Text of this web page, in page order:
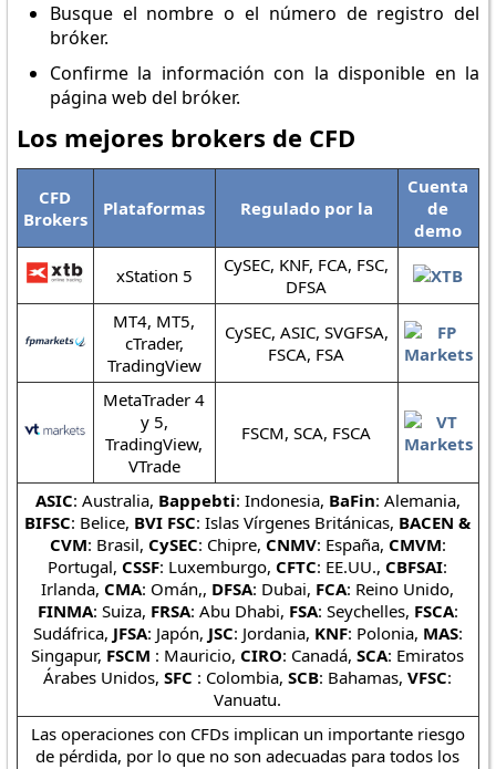
Busque el nombre o el número de registro del
bróker.
Confirme la información con la disponible en la
página web del bróker.
Los mejores brokers de CFD
CFD
Brokers
Plataformas Regulado por la
Cuenta
de
demo
xStation 5
CySEC, KNF, FCA, FSC,
DFSA
MT4, MT5,
cTrader,
TradingView
CySEC, ASIC, SVGFSA,
FSCA, FSA
MetaTrader 4
y 5,
TradingView,
VTrade
FSCM, SCA, FSCA
ASIC: Australia, Bappebti: Indonesia, BaFin: Alemania,
BIFSC: Belice, BVI FSC: Islas Vírgenes Británicas, BACEN &
CVM: Brasil, CySEC: Chipre, CNMV: España, CMVM:
Portugal, CSSF: Luxemburgo, CFTC: EE.UU., CBFSAI:
Irlanda, CMA: Omán,, DFSA: Dubai, FCA: Reino Unido,
FINMA: Suiza, FRSA: Abu Dhabi, FSA: Seychelles, FSCA:
Sudáfrica, JFSA: Japón, JSC: Jordania, KNF: Polonia, MAS:
Singapur, FSCM : Mauricio, CIRO: Canadá,SCA: Emiratos
Árabes Unidos, SFC : Colombia,SCB: Bahamas,VFSC:
Vanuatu.
Las operaciones con CFDs implican un importante riesgo
de pérdida, por lo que no son adecuadas para todos los